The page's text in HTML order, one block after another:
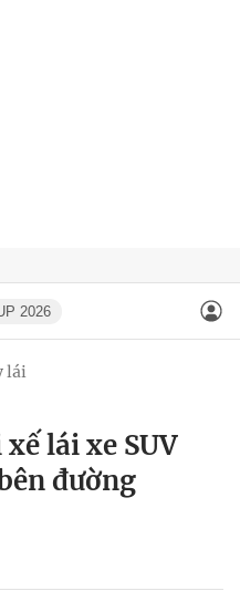
2026
lái
lái xe SUV
đường